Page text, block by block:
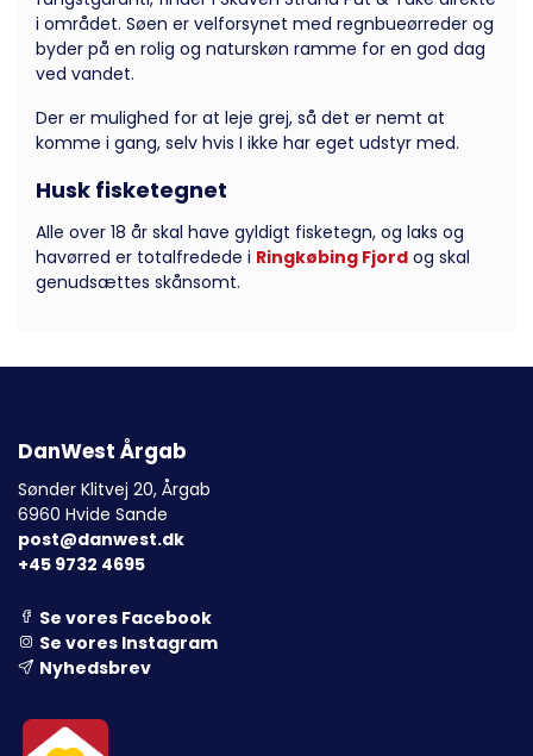
i området. Søen er velforsynet med regnbueørreder og
byder på en rolig og naturskøn ramme for en god dag
ved vandet.
Der er mulighed for at leje grej, så det er nemt at
komme i gang, selv hvis I ikke har eget udstyr med.
Husk fisketegnet
Alle over 18 år skal have gyldigt fisketegn, og laks og
havørred er totalfredede i Ringkøbing Fjord og skal
genudsættes skånsomt.
DanWest Årgab
Sønder Klitvej 20, Årgab
6960 Hvide Sande
post@danwest.dk
+45 9732 4695
Se vores Facebook
Se vores Instagram
Nyhedsbrev